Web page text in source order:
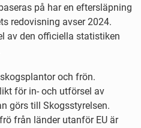
på har en eftersläpning
redovisning avser 2024.
av den officiella statistiken
och frön.
för in- och utförsel av
görs till Skogsstyrelsen.
från länder utanför EU är